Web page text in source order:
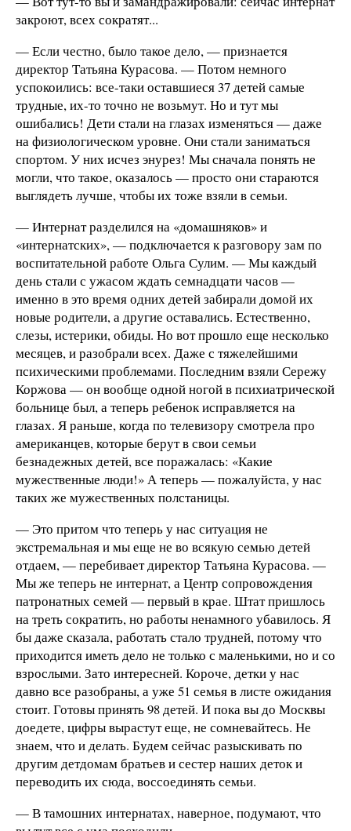
закроют, всех сократят...
— Если честно, было такое дело, — признается
директор Татьяна Курасова. — Потом немного
успокоились: все-таки оставшиеся 37 детей самые
трудные, их-то точно не возьмут. Но и тут мы
ошибались! Дети стали на глазах изменяться — даже
на физиологическом уровне. Они стали заниматься
спортом. У них исчез энурез! Мы сначала понять не
могли, что такое, оказалось — просто они стараются
выглядеть лучше, чтобы их тоже взяли в семьи.
— Интернат разделился на «домашняков» и
«интернатских», — подключается к разговору зам по
воспитательной работе Ольга Сулим. — Мы каждый
день стали с ужасом ждать семнадцати часов —
именно в это время одних детей забирали домой их
новые родители, а другие оставались. Естественно,
слезы, истерики, обиды. Но вот прошло еще несколько
месяцев, и разобрали всех. Даже с тяжелейшими
психическими проблемами. Последним взяли Сережу
Коржова — он вообще одной ногой в психиатрической
больнице был, а теперь ребенок исправляется на
глазах. Я раньше, когда по телевизору смотрела про
американцев, которые берут в свои семьи
безнадежных детей, все поражалась: «Какие
мужественные люди!» А теперь — пожалуйста, у нас
таких же мужественных полстаницы.
— Это притом что теперь у нас ситуация не
экстремальная и мы еще не во всякую семью детей
отдаем, — перебивает директор Татьяна Курасова. —
Мы же теперь не интернат, а Центр сопровождения
патронатных семей — первый в крае. Штат пришлось
на треть сократить, но работы ненамного убавилось. Я
бы даже сказала, работать стало трудней, потому что
приходится иметь дело не только с маленькими, но и со
взрослыми. Зато интересней. Короче, детки у нас
давно все разобраны, а уже 51 семья в листе ожидания
стоит. Готовы принять 98 детей. И пока вы до Москвы
доедете, цифры вырастут еще, не сомневайтесь. Не
знаем, что и делать. Будем сейчас разыскивать по
другим детдомам братьев и сестер наших деток и
переводить их сюда, воссоединять семьи.
— В тамошних интернатах, наверное, подумают, что